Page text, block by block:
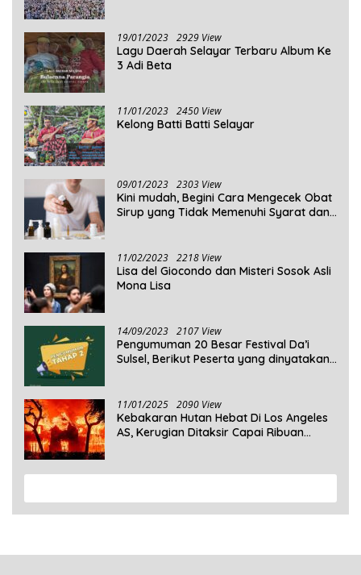
19/01/2023 2929 View
Lagu Daerah Selayar Terbaru Album Ke
3 Adi Beta
11/01/2023 2450 View
Kelong Batti Batti Selayar
09/01/2023 2303 View
Kini mudah, Begini Cara Mengecek Obat
Sirup yang Tidak Memenuhi Syarat dan
11/02/2023 2218 View
Lisa del Giocondo dan Misteri Sosok Asli
Mona Lisa
14/09/2023 2107 View
Pengumuman 20 Besar Festival Da’i
Sulsel, Berikut Peserta yang dinyatakan
11/01/2025 2090 View
Kebakaran Hutan Hebat Di Los Angeles
AS, Kerugian Ditaksir Capai Ribuan